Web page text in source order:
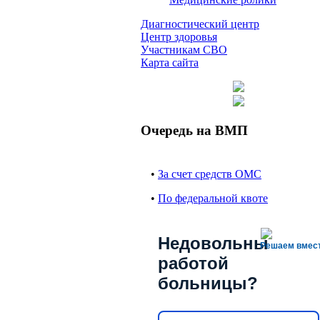
Диагностический центр
Центр здоровья
Участникам СВО
Карта сайта
Очередь на ВМП
• За счет средств ОМС
• По федеральной квоте
Решаем
Недовольны
работой
больницы?